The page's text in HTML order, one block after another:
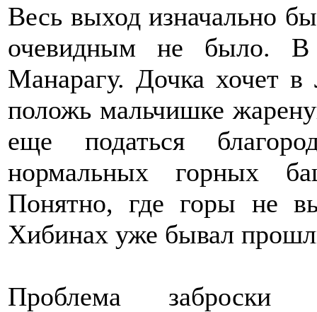
Весь выход изначально
очевидным не было. В
Манарагу. Дочка хочет
положь мальчишке
еще податься
нормальных горных
Понятно, где горы не
Хибинах уже бывал
Проблема заброски